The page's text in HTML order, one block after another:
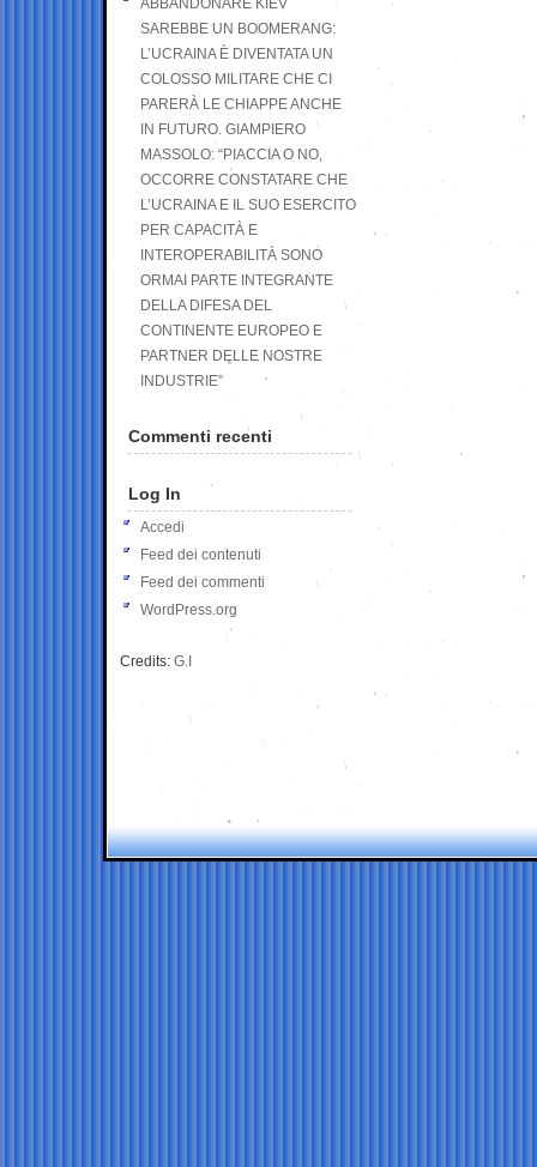
ABBANDONARE KIEV
SAREBBE UN BOOMERANG:
L’UCRAINA È DIVENTATA UN
COLOSSO MILITARE CHE CI
PARERÀ LE CHIAPPE ANCHE
IN FUTURO. GIAMPIERO
MASSOLO: “PIACCIA O NO,
OCCORRE CONSTATARE CHE
L’UCRAINA E IL SUO ESERCITO
PER CAPACITÀ E
INTEROPERABILITÀ SONO
ORMAI PARTE INTEGRANTE
DELLA DIFESA DEL
CONTINENTE EUROPEO E
PARTNER DELLE NOSTRE
INDUSTRIE”
Commenti recenti
Log In
Accedi
Feed dei contenuti
Feed dei commenti
WordPress.org
Credits: G.I